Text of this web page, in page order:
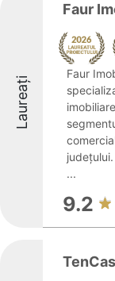
Laureați
Faur
Faur
...
9.2